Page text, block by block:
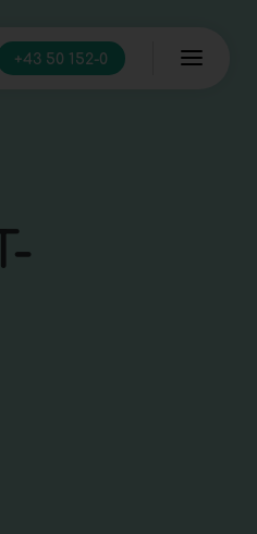
+43 50 152-0